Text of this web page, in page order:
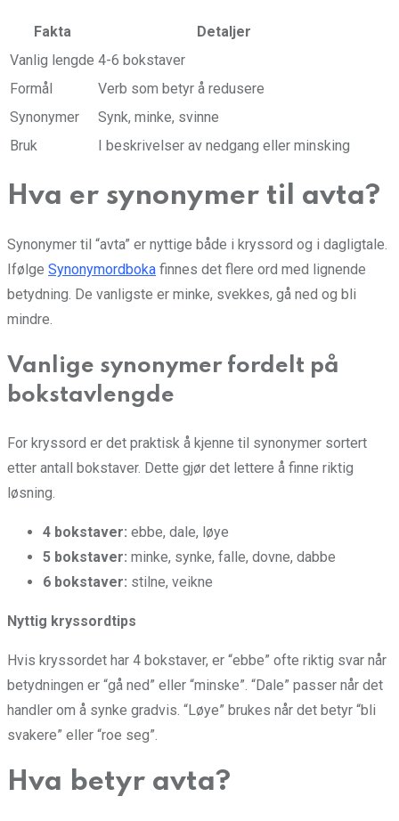
Fakta
Detaljer
Vanlig lengde 4-6 bokstaver
Formål
Verb som betyr å redusere
Synonymer
Synk, minke, svinne
Bruk
I beskrivelser av nedgang eller minsking
Hva er synonymer til avta?
Synonymer til “avta” er nyttige både i kryssord og i dagligtale.
Ifølge Synonymordboka finnes det flere ord med lignende
betydning. De vanligste er minke, svekkes, gå ned og bli
mindre.
Vanlige synonymer fordelt på
bokstavlengde
For kryssord er det praktisk å kjenne til synonymer sortert
etter antall bokstaver. Dette gjør det lettere å finne riktig
løsning.
4 bokstaver: ebbe, dale, løye
5 bokstaver: minke, synke, falle, dovne, dabbe
6 bokstaver: stilne, veikne
Nyttig kryssordtips
Hvis kryssordet har 4 bokstaver, er “ebbe” ofte riktig svar når
betydningen er “gå ned” eller “minske”. “Dale” passer når det
handler om å synke gradvis. “Løye” brukes når det betyr “bli
svakere” eller “roe seg”.
Hva betyr avta?